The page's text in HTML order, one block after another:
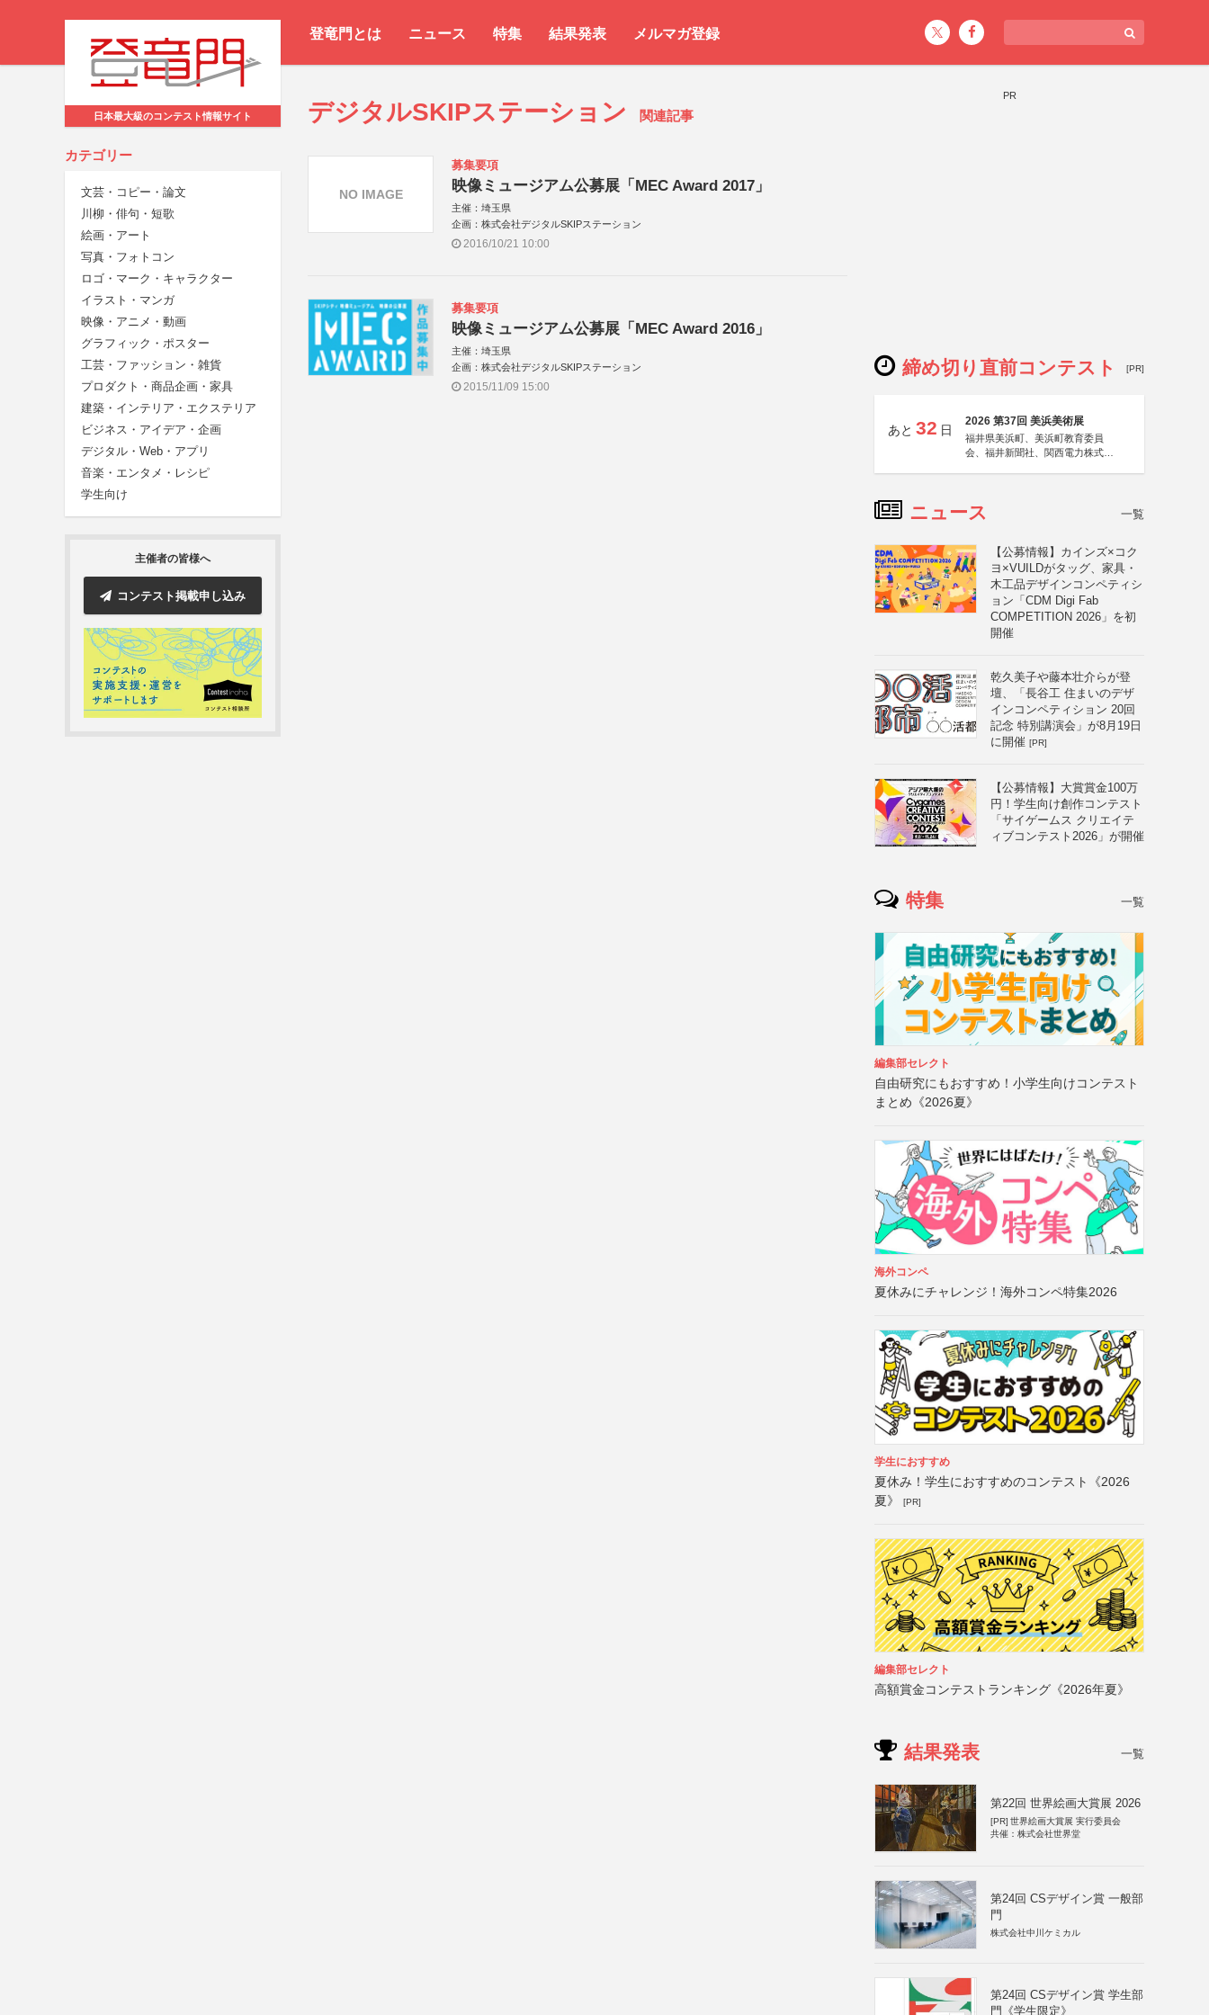
登竜門とは ニュース 特集 結果発表 メルマガ登録
日本最大級のコンテスト情報サイト
カテゴリー
文芸・コピー・論文
川柳・俳句・短歌
絵画・アート
写真・フォトコン
ロゴ・マーク・キャラクター
イラスト・マンガ
映像・アニメ・動画
グラフィック・ポスター
工芸・ファッション・雑貨
プロダクト・商品企画・家具
建築・インテリア・エクステリア
ビジネス・アイデア・企画
デジタル・Web・アプリ
音楽・エンタメ・レシピ
学生向け
主催者の皆様へ
コンテスト掲載申し込み
デジタルSKIPステーション 関連記事
募集要項
映像ミュージアム公募展「MEC Award 2017」
主催：埼玉県
企画：株式会社デジタルSKIPステーション
2016/10/21 10:00
NO IMAGE
募集要項
映像ミュージアム公募展「MEC Award 2016」
主催：埼玉県
企画：株式会社デジタルSKIPステーション
2015/11/09 15:00
PR
締め切り直前コンテスト [PR]
あと 32 日
2026 第37回 美浜美術展
福井県美浜町、美浜町教育委員
会、福井新聞社、関西電力株式会
ニュース 一覧
【公募情報】カインズ×コク
ヨ×VUILDがタッグ、家具・
木工品デザインコンペティシ
ョン「CDM Digi Fab
COMPETITION 2026」を初
開催
乾久美子や藤本壮介らが登
壇、「長谷工 住まいのデザ
インコンペティション 20回
記念 特別講演会」が8月19日
に開催 [PR]
【公募情報】大賞賞金100万
円！学生向け創作コンテスト
「サイゲームス クリエイテ
ィブコンテスト2026」が開催
特集 一覧
編集部セレクト
自由研究にもおすすめ！小学生向けコンテスト
まとめ《2026夏》
海外コンペ
夏休みにチャレンジ！海外コンペ特集2026
学生におすすめ
夏休み！学生におすすめのコンテスト《2026
夏》
[PR]
編集部セレクト
高額賞金コンテストランキング《2026年夏》
結果発表 一覧
第22回 世界絵画大賞展 2026
[PR] 世界絵画大賞展 実行委員会
共催：株式会社世界堂
第24回 CSデザイン賞 一般部
門
株式会社中川ケミカル
第24回 CSデザイン賞 学生部
門《学生限定》